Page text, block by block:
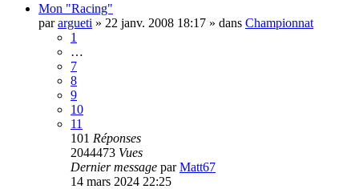
Mon "Racing"
parargueti » 22 janv. 2008 18:17 » dans Championnat
1
…
7
8
9
10
11
101 Réponses
2044473 Vues
Dernier message parMatt67
14 mars 2024 22:25